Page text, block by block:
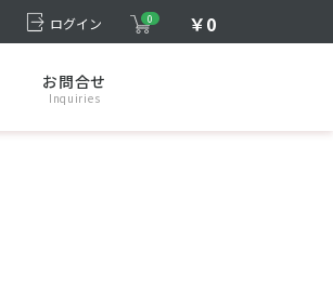
ログイン 0 ￥0
お問合せ
Inquiries